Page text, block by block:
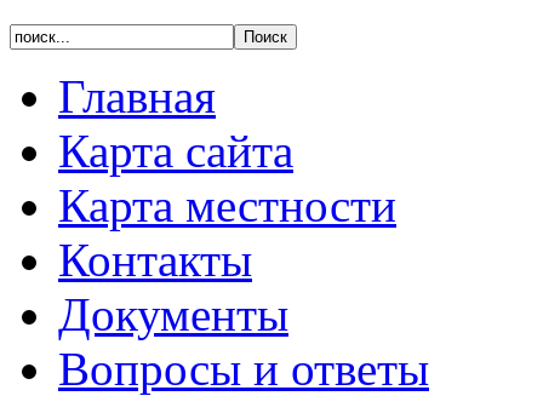
Главная
Карта сайта
Карта местности
Контакты
Документы
Вопросы и ответы